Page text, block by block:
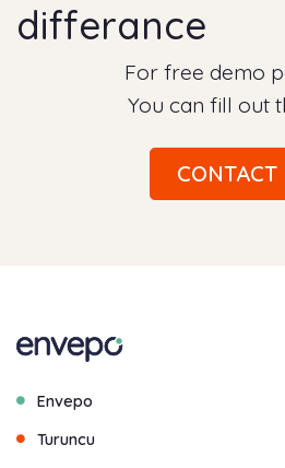
differance
For free demo
You can fill out
CONTACT
Envepo
Turuncu